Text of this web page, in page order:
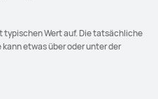
Wert auf. Die tatsächliche
etwas über oder unter der